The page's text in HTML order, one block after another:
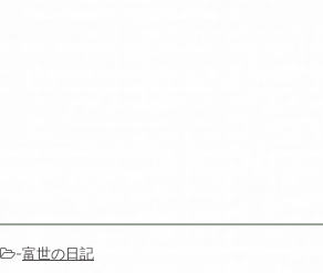
-富世の日記